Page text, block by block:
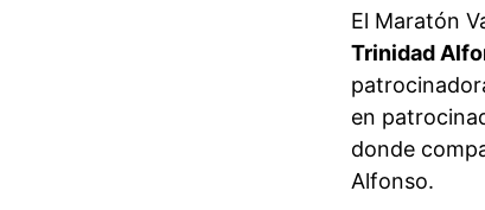
El Maratón
Trinidad
en
donde
Alfonso.